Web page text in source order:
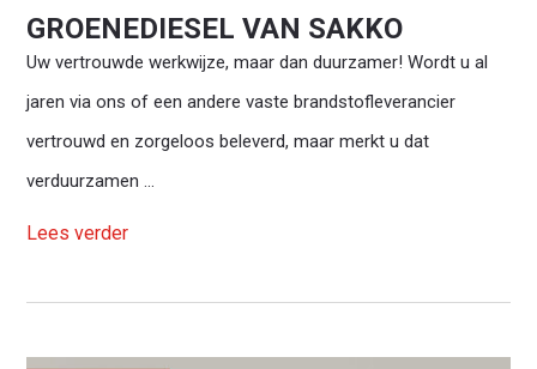
GROENEDIESEL VAN SAKKO
Uw vertrouwde werkwijze, maar dan duurzamer! Wordt u al
jaren via ons of een andere vaste brandstofleverancier
vertrouwd en zorgeloos beleverd, maar merkt u dat
verduurzamen ...
Lees verder